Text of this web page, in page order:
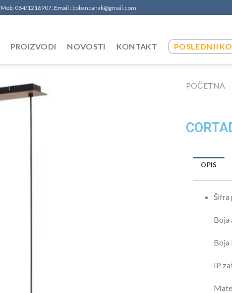
, Mob: 064/1216907 , Email : bobancanak@gmail.com
PROIZVODI NOVOSTI KONTAKT POSLEDNJI
POČETNA
OPIS
Šifra
Boja
Boja
IP